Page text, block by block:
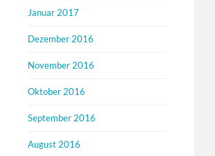
Januar 2017
Dezember 2016
November 2016
Oktober 2016
September 2016
August 2016